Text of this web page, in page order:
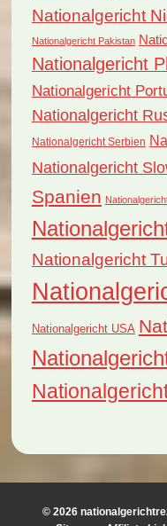
Nationalgericht
Nationalgericht Pakistan
Nationalgericht
Nationalgericht
Nationalgericht
Nationalgericht Serbien
Nationalgericht
Spanien
Nationalgericht
Nationalgericht USA
© 2026